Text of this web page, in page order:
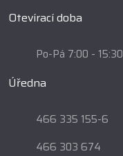
Otevírací doba
Po-Pá 7:00 - 15:30
Úředna
466 335 155-6
466 303 674